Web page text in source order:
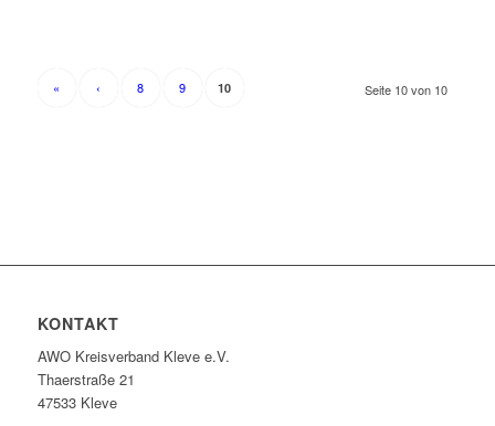
Seite 10 von 10
« ‹ 8 9 10
KONTAKT
AWO Kreisverband Kleve e.V.
Thaerstraße 21
47533 Kleve